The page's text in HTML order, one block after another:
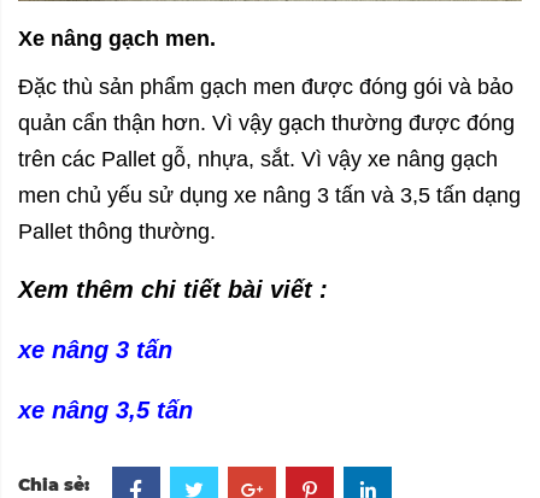
Xe nâng gạch men.
Đặc thù sản phẩm gạch men được đóng gói và bảo
quản cẩn thận hơn. Vì vậy gạch thường được đóng
trên các Pallet gỗ, nhựa, sắt. Vì vậy xe nâng gạch
men chủ yếu sử dụng xe nâng 3 tấn và 3,5 tấn dạng
Pallet thông thường.
Xem thêm chi tiết bài viết :
xe nâng 3 tấn
xe nâng 3,5 tấn
Chia sẻ: